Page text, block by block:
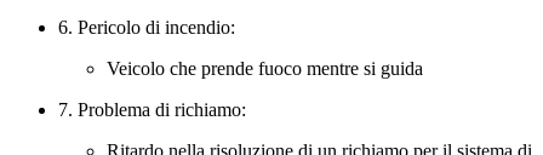
6. Pericolo di incendio:
Veicolo che prende fuoco mentre si guida
7. Problema di richiamo: